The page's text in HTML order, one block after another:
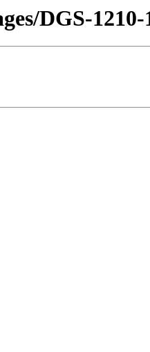
DGS-